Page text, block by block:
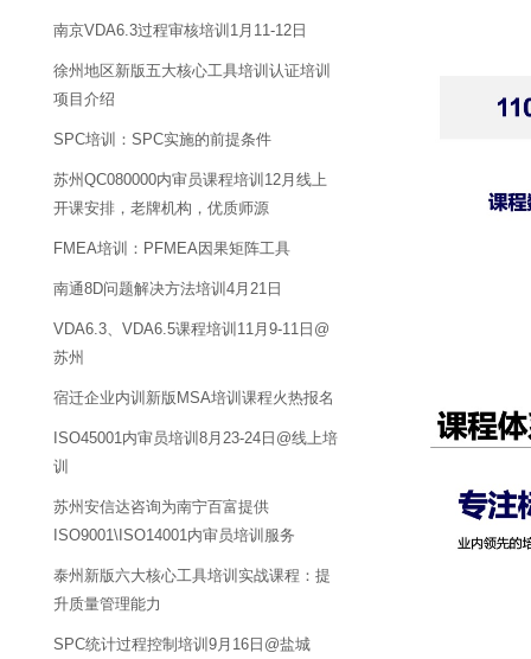
南京VDA6.3过程审核培训1月11-12日
徐州地区新版五大核心工具培训认证培训
项目介绍
SPC培训：SPC实施的前提条件
苏州QC080000内审员课程培训12月线上
开课安排，老牌机构，优质师源
FMEA培训：PFMEA因果矩阵工具
南通8D问题解决方法培训4月21日
VDA6.3、VDA6.5课程培训11月9-11日@
苏州
宿迁企业内训新版MSA培训课程火热报名
ISO45001内审员培训8月23-24日@线上培
训
苏州安信达咨询为南宁百富提供
ISO9001\ISO14001内审员培训服务
泰州新版六大核心工具培训实战课程：提
升质量管理能力
SPC统计过程控制培训9月16日@盐城